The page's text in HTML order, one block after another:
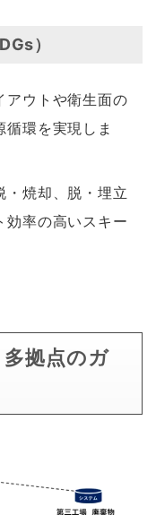
）
アウトや衛生面の
環を実現しま
・焼却、脱・埋立
効率の高いスキー
拠点のガ